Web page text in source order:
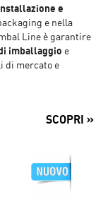
e
e nella
Line è garantire
imballaggio e
di mercato e
SCOPRI »